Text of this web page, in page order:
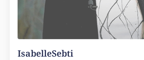
IsabelleSebti